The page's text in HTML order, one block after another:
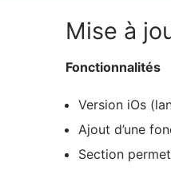
Mise à
Fonctionnalités
Version iOs
Ajout d’une
Section